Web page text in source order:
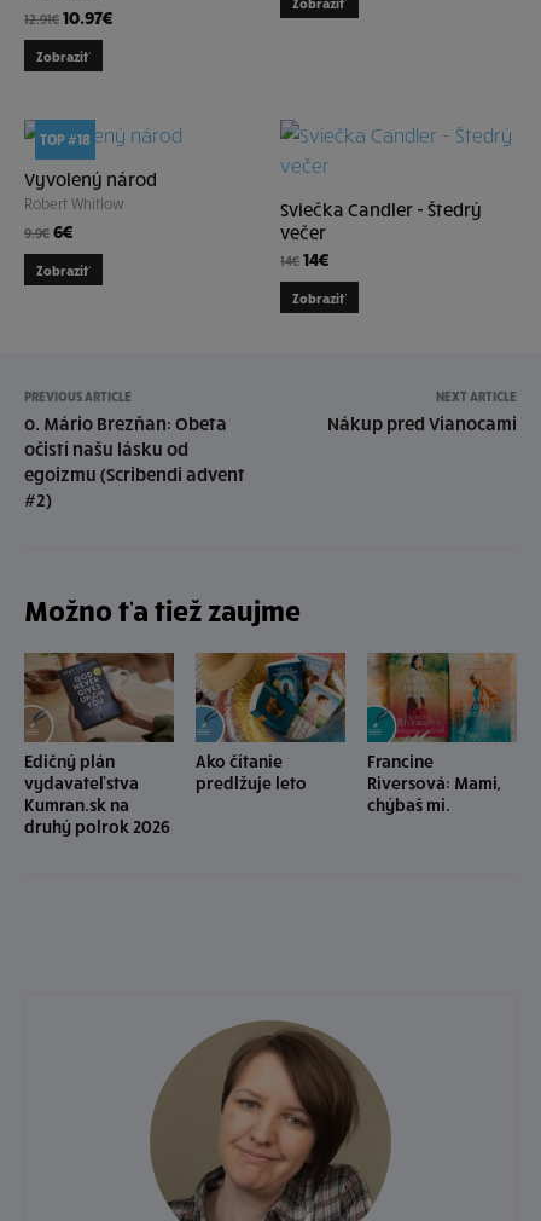
12.91€ 10.97€
Zobraziť
TOP #18
Vyvolený národ
Robert Whitlow
9.9€ 6€
Zobraziť
Sviečka Candler - Štedrý
večer
14€ 14€
Zobraziť
PREVIOUS ARTICLE
o. Mário Brezňan: Obeta
očistí našu lásku od
egoizmu (Scribendi advent
#2)
NEXT ARTICLE
Nákup pred Vianocami
Možno ťa tiež zaujme
Edičný plán
vydavateľstva
Kumran.sk na
druhý polrok 2026
Ako čítanie
predlžuje leto
Francine
Riversová: Mami,
chýbaš mi.